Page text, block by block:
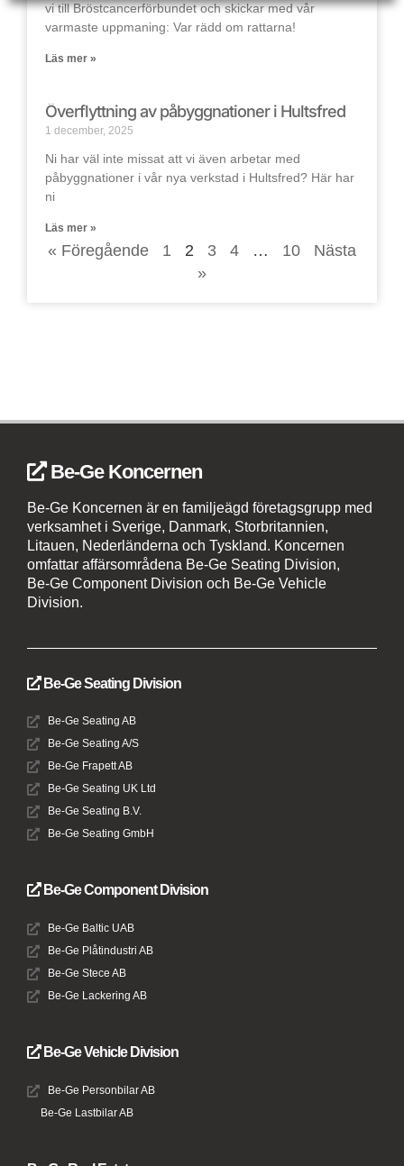
vi till Bröstcancerförbundet och skickar med vår
varmaste uppmaning: Var rädd om rattarna!
Läs mer »
Överflyttning av påbyggnationer i Hultsfred
1 december, 2025
Ni har väl inte missat att vi även arbetar med
påbyggnationer i vår nya verkstad i Hultsfred? Här har
ni
Läs mer »
« Föregående 1 2 3 4 … 10
Nästa
»
Be-Ge Koncernen
Be-Ge Koncernen är en familjeägd företagsgrupp med
verksamhet i Sverige, Danmark, Storbritannien,
Litauen, Nederländerna och Tyskland. Koncernen
omfattar affärsområdena Be-Ge Seating Division,
Be-Ge Component Division och Be-Ge Vehicle
Division.
Be-Ge Seating Division
Be-Ge Seating AB
Be-Ge Seating A/S
Be-Ge Frapett AB
Be-Ge Seating UK Ltd
Be-Ge Seating B.V.
Be-Ge Seating GmbH
Be-Ge Component Division
Be-Ge Baltic UAB
Be-Ge Plåtindustri AB
Be-Ge Stece AB
Be-Ge Lackering AB
Be-Ge Vehicle Division
Be-Ge Personbilar AB
Be-Ge Lastbilar AB